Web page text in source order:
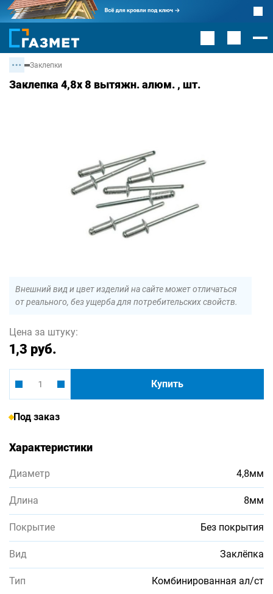
Заклепки
Заклепка 4,8х 8 вытяжн. алюм. , шт.
Внешний вид и цвет изделий на сайте может отличаться
от реального, без ущерба для потребительских свойств.
Цена за штуку:
1,3 руб.
Купить
Под заказ
Характеристики
Диаметр 4,8мм
Длина 8мм
Покрытие Без покрытия
Вид Заклёпка
Тип Комбинированная ал/ст